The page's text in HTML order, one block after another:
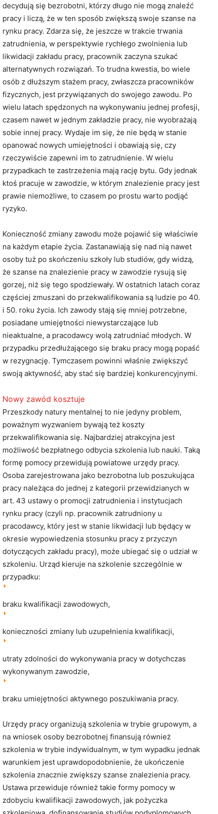
decydują się bezrobotni, którzy długo nie mogą znaleźć
pracy i liczą, że w ten sposób zwiększą swoje szanse na
rynku pracy. Zdarza się, że jeszcze w trakcie trwania
zatrudnienia, w perspektywie rychłego zwolnienia lub
likwidacji zakładu pracy, pracownik zaczyna szukać
alternatywnych rozwiązań. To trudna kwestia, bo wiele
osób z dłuższym stażem pracy, zwłaszcza pracowników
fizycznych, jest przywiązanych do swojego zawodu. Po
wielu latach spędzonych na wykonywaniu jednej profesji,
czasem nawet w jednym zakładzie pracy, nie wyobrażają
sobie innej pracy. Wydaje im się, że nie będą w stanie
opanować nowych umiejętności i obawiają się, czy
rzeczywiście zapewni im to zatrudnienie. W wielu
przypadkach te zastrzeżenia mają rację bytu. Gdy jednak
ktoś pracuje w zawodzie, w którym znalezienie pracy jest
prawie niemożliwe, to czasem po prostu warto podjąć
ryzyko.
Konieczność zmiany zawodu może pojawić się właściwie
na każdym etapie życia. Zastanawiają się nad nią nawet
osoby tuż po skończeniu szkoły lub studiów, gdy widzą,
że szanse na znalezienie pracy w zawodzie rysują się
gorzej, niż się tego spodziewały. W ostatnich latach coraz
częściej zmuszani do przekwalifikowania są ludzie po 40.
i 50. roku życia. Ich zawody stają się mniej potrzebne,
posiadane umiejętności niewystarczające lub
nieaktualne, a pracodawcy wolą zatrudniać młodych. W
przypadku przedłużającego się braku pracy mogą popaść
w rezygnację. Tymczasem powinni właśnie zwiększyć
swoją aktywność, aby stać się bardziej konkurencyjnymi.
Nowy zawód kosztuje
Przeszkody natury mentalnej to nie jedyny problem,
poważnym wyzwaniem bywają też koszty
przekwalifikowania się. Najbardziej atrakcyjna jest
możliwość bezpłatnego odbycia szkolenia lub nauki. Taką
formę pomocy przewidują powiatowe urzędy pracy.
Osoba zarejestrowana jako bezrobotna lub poszukująca
pracy należąca do jednej z kategorii przewidzianych w
art. 43 ustawy o promocji zatrudnienia i instytucjach
rynku pracy (czyli np. pracownik zatrudniony u
pracodawcy, który jest w stanie likwidacji lub będący w
okresie wypowiedzenia stosunku pracy z przyczyn
dotyczących zakładu pracy), może ubiegać się o udział w
szkoleniu. Urząd kieruje na szkolenie szczególnie w
przypadku:
braku kwalifikacji zawodowych,
konieczności zmiany lub uzupełnienia kwalifikacji,
utraty zdolności do wykonywania pracy w dotychczas
wykonywanym zawodzie,
braku umiejętności aktywnego poszukiwania pracy.
Urzędy pracy organizują szkolenia w trybie grupowym, a
na wniosek osoby bezrobotnej finansują również
szkolenia w trybie indywidualnym, w tym wypadku jednak
warunkiem jest uprawdopodobnienie, że ukończenie
szkolenia znacznie zwiększy szanse znalezienia pracy.
Ustawa przewiduje również takie formy pomocy w
zdobyciu kwalifikacji zawodowych, jak pożyczka